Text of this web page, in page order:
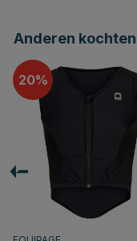
Anderen
20
Kentucky, Velari,